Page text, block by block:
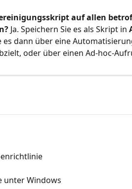
auf allen
Ja. Speichern Sie es als Skript in
es dann über eine
oder über einen Ad-hoc-
unter Windows